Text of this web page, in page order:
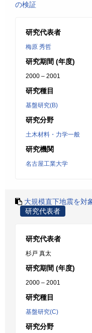
の検証
研究代表者
梅原 秀哲
研究期間 (年度)
2000 – 2001
研究種目
基盤研究(B)
研究分野
土木材料・力学一般
研究機関
名古屋工業大学
大規模直下地震を対
研究代表者
研究代表者
杉戸 真太
研究期間 (年度)
2000 – 2001
研究種目
基盤研究(C)
研究分野